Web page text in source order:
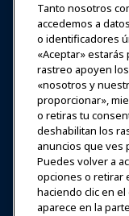
Premios
Expos y
Noticias y
Educación
Tanto nosotros
accedemos a
o identificadores
«Aceptar»
rastreo apoyen
«nosotros y
proporcionar»,
o retiras tu
deshabilitan los
anuncios que ves
Puedes volver a
opciones o retirar
haciendo clic en
aparece en la